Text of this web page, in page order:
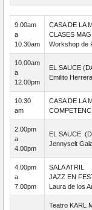
9.00am
a
10.30am
CASA DE LA
CLASES
Workshop de
10.00am
a
12.00pm
EL SAUCE
Emilito
10.30
am
CASA DE LA
2.00pm
a
4.00pm
EL SAUCE
Jennyselt
4.00pm
a
7.00pm
SALA ATRIL
JAZZ EN
Laura de los
Teatro KARL